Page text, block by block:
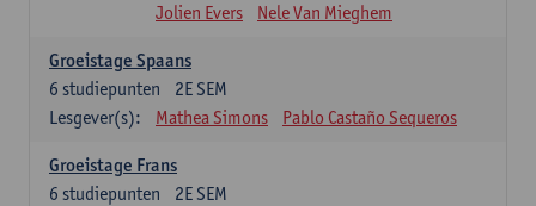
Jolien Evers
Nele Van Mieghem
Groeistage Spaans
2E SEM
6 studiepunten
Lesgever(s):
Mathea Simons Pablo Castaño Sequeros
Groeistage Frans
2E SEM
6 studiepunten